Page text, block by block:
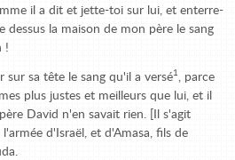
il a dit et jette-toi sur lui, et enterre-
dessus la maison de mon père le sang
!
sur sa tête le sang qu'il a versé1
, parce
plus justes et meilleurs que lui, et il
David n'en savait rien. [Il s'agit
d'Israël, et d'Amasa, fils de